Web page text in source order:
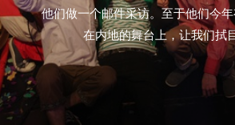
他们做一个邮件采访。至于他们今
在内地的舞台上，让我们拭